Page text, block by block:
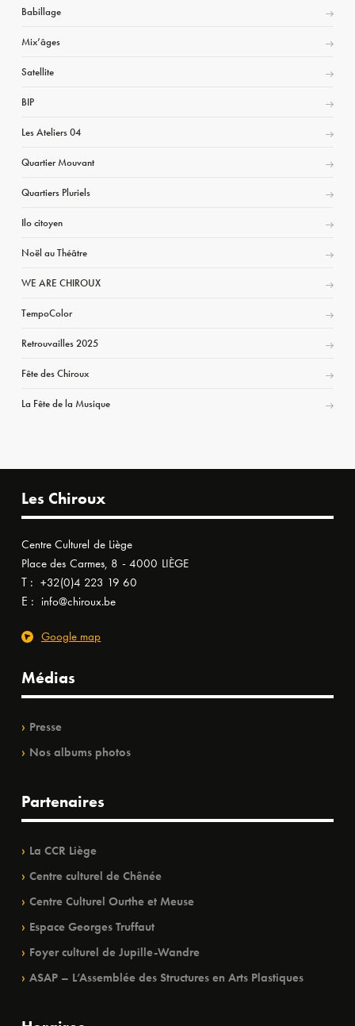
Babillage
Mix’âges
Satellite
BIP
Les Ateliers 04
Quartier Mouvant
Quartiers Pluriels
Ilo citoyen
Noël au Théâtre
WE ARE CHIROUX
TempoColor
Retrouvailles 2025
Fête des Chiroux
La Fête de la Musique
Les Chiroux
Centre Culturel de Liège
Place des Carmes, 8 - 4000 LIÈGE
T : +32(0)4 223 19 60
E : info@chiroux.be
Google map
Médias
Presse
Nos albums photos
Partenaires
La CCR Liège
Centre culturel de Chênée
Centre Culturel Ourthe et Meuse
Espace Georges Truffaut
Foyer culturel de Jupille-Wandre
ASAP – L’Assemblée des Structures en Arts Plastiques